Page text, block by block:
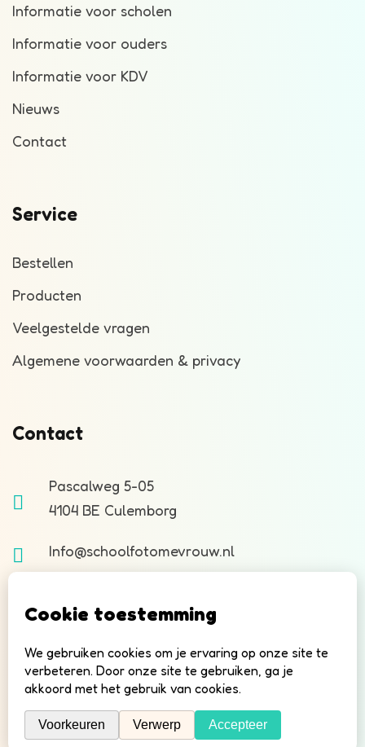
Informatie voor scholen
Informatie voor ouders
Informatie voor KDV
Nieuws
Contact
Service
Bestellen
Producten
Veelgestelde vragen
Algemene voorwaarden & privacy
Contact
Pascalweg 5-05
4104 BE Culemborg
Info@schoolfotomevrouw.nl
Copyright © 2026 Schoolfotomevrouw.nl |
Schoolfoto Mevrouw is onderdeel van
Shootable.